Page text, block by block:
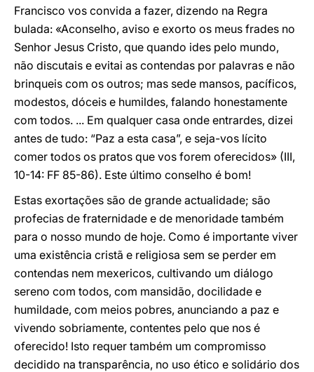
Francisco vos convida a fazer, dizendo na Regra
bulada: «Aconselho, aviso e exorto os meus frades no
Senhor Jesus Cristo, que quando ides pelo mundo,
não discutais e evitai as contendas por palavras e não
brinqueis com os outros; mas sede mansos, pacíficos,
modestos, dóceis e humildes, falando honestamente
com todos. ... Em qualquer casa onde entrardes, dizei
antes de tudo: “Paz a esta casa”, e seja-vos lícito
comer todos os pratos que vos forem oferecidos» (III,
10-14: FF 85-86). Este último conselho é bom!
Estas exortações são de grande actualidade; são
profecias de fraternidade e de menoridade também
para o nosso mundo de hoje. Como é importante viver
uma existência cristã e religiosa sem se perder em
contendas nem mexericos, cultivando um diálogo
sereno com todos, com mansidão, docilidade e
humildade, com meios pobres, anunciando a paz e
vivendo sobriamente, contentes pelo que nos é
oferecido! Isto requer também um compromisso
decidido na transparência, no uso ético e solidário dos